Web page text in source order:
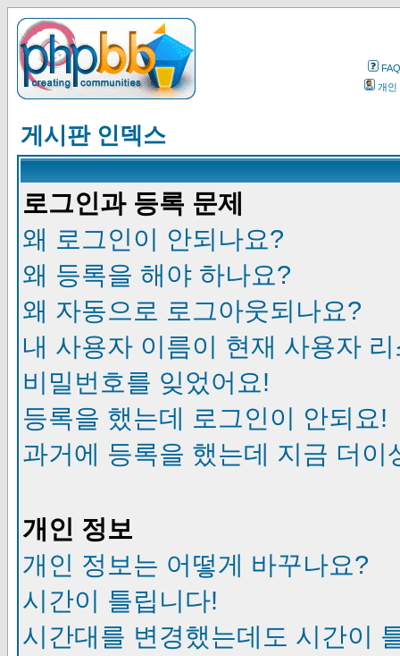
FAQ
개인
게시판 인덱스
로그인과 등록 문제
왜 로그인이 안되나요?
왜 등록을 해야 하나요?
왜 자동으로 로그아웃되나요?
내 사용자 이름이 현재 사용자
비밀번호를 잊었어요!
등록을 했는데 로그인이 안되요!
과거에 등록을 했는데 지금 더이
개인 정보
개인 정보는 어떻게 바꾸나요?
시간이 틀립니다!
시간대를 변경했는데도 시간이